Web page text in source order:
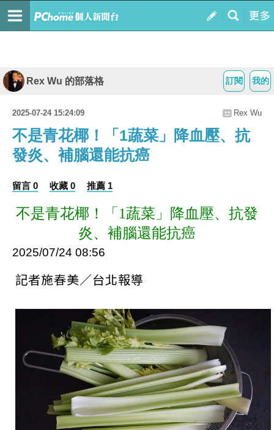
我的
訂閱
Rex Wu 的部落格
2025-07-24 15:24:09 Rex Wu
不是青花椰！「1蔬菜」降血壓、抗
發炎、補腦還能抗癌
留言 0 收藏 0 推薦 1
不是青花椰！「1蔬菜」降血壓、抗發
炎、補腦還能抗癌
2025/07/24 08:56
記者施春美／台北報導